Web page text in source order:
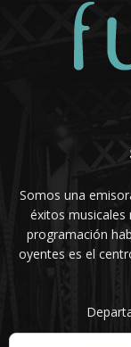
Somos una
éxitos musicales
programación
oyentes es el